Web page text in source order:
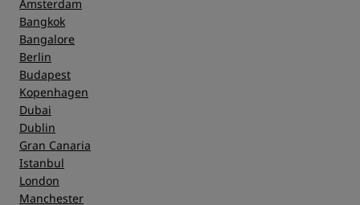
Amsterdam
Bangkok
Bangalore
Berlin
Budapest
Kopenhagen
Dubai
Dublin
Gran Canaria
Istanbul
London
Manchester